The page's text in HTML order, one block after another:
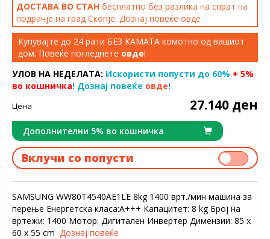
ДОСТАВА ВО СТАН бесплатно без разлика на спрат на
подрачје на град Скопје. Дознај повеќе овде
Купувајте до 24 рати БЕЗ КАМАТА комотно од вашиот
дом. Повеќе погледнете овде!
УЛОВ НА НЕДЕЛАТА: Искористи попусти до 60% + 5%
во кошничка! Дознај повеќе овде!
Цена 27.140 ден
Дополнителни 5% во кошничка
Вклучи со попусти
SAMSUNG WW80T4540AE1LE 8kg 1400 врт./мин машина за
перење Енергетска класа:А+++ Капацитет: 8 kg Број на
вртежи: 1400 Мотор: Дигитален Инвертер Димензии: 85 x
60 x 55 cm Дознај повеќе